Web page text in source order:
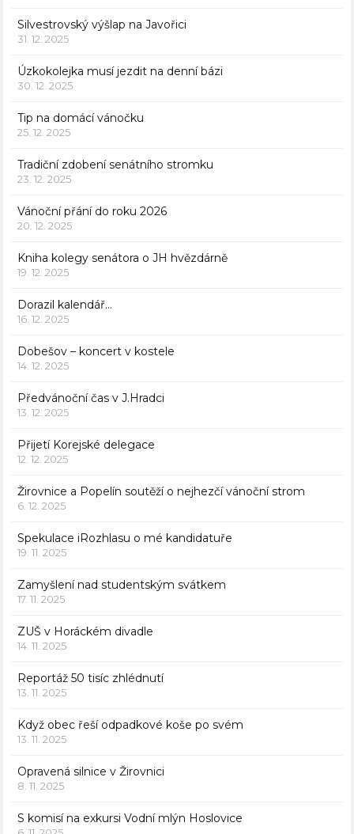
Silvestrovský výšlap na Javořici
31. 12. 2025
Úzkokolejka musí jezdit na denní bázi
30. 12. 2025
Tip na domácí vánočku
25. 12. 2025
Tradiční zdobení senátního stromku
23. 12. 2025
Vánoční přání do roku 2026
20. 12. 2025
Kniha kolegy senátora o JH hvězdárně
19. 12. 2025
Dorazil kalendář…
16. 12. 2025
Dobešov – koncert v kostele
14. 12. 2025
Předvánoční čas v J.Hradci
13. 12. 2025
Přijetí Korejské delegace
12. 12. 2025
Žirovnice a Popelín soutěží o nejhezčí vánoční strom
6. 12. 2025
Spekulace iRozhlasu o mé kandidatuře
19. 11. 2025
Zamyšlení nad studentským svátkem
17. 11. 2025
ZUŠ v Horáckém divadle
14. 11. 2025
Reportáž 50 tisíc zhlédnutí
13. 11. 2025
Když obec řeší odpadkové koše po svém
13. 11. 2025
Opravená silnice v Žirovnici
8. 11. 2025
S komisí na exkursi Vodní mlýn Hoslovice